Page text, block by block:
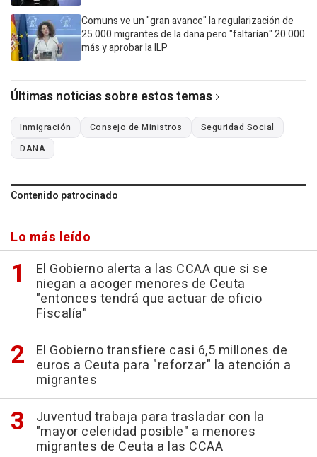
Comuns ve un "gran avance" la regularización de
25.000 migrantes de la dana pero "faltarían" 20.000
más y aprobar la ILP
Últimas noticias sobre estos temas
Inmigración Consejo de Ministros
Seguridad Social
DANA
Contenido patrocinado
Lo más leído
El Gobierno alerta a las CCAA que si se
niegan a acoger menores de Ceuta
"entonces tendrá que actuar de oficio
Fiscalía"
El Gobierno transfiere casi 6,5 millones de
euros a Ceuta para "reforzar" la atención a
migrantes
Juventud trabaja para trasladar con la
"mayor celeridad posible" a menores
migrantes de Ceuta a las CCAA